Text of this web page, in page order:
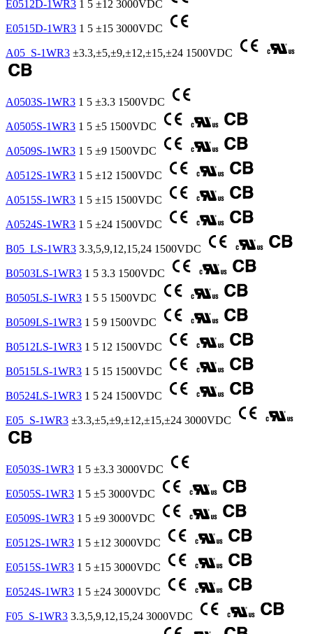
E0512D-1WR3 1 5 ±12 3000VDC
E0515D-1WR3 1 5 ±15 3000VDC
A05_S-1WR3 ±3.3,±5,±9,±12,±15,±24 1500VDC
A0503S-1WR3 1 5 ±3.3 1500VDC
A0505S-1WR3 1 5 ±5 1500VDC
A0509S-1WR3 1 5 ±9 1500VDC
A0512S-1WR3 1 5 ±12 1500VDC
A0515S-1WR3 1 5 ±15 1500VDC
A0524S-1WR3 1 5 ±24 1500VDC
B05_LS-1WR3 3.3,5,9,12,15,24 1500VDC
B0503LS-1WR3 1 5 3.3 1500VDC
B0505LS-1WR3 1 5 5 1500VDC
B0509LS-1WR3 1 5 9 1500VDC
B0512LS-1WR3 1 5 12 1500VDC
B0515LS-1WR3 1 5 15 1500VDC
B0524LS-1WR3 1 5 24 1500VDC
E05_S-1WR3 ±3.3,±5,±9,±12,±15,±24 3000VDC
E0503S-1WR3 1 5 ±3.3 3000VDC
E0505S-1WR3 1 5 ±5 3000VDC
E0509S-1WR3 1 5 ±9 3000VDC
E0512S-1WR3 1 5 ±12 3000VDC
E0515S-1WR3 1 5 ±15 3000VDC
E0524S-1WR3 1 5 ±24 3000VDC
F05_S-1WR3 3.3,5,9,12,15,24 3000VDC